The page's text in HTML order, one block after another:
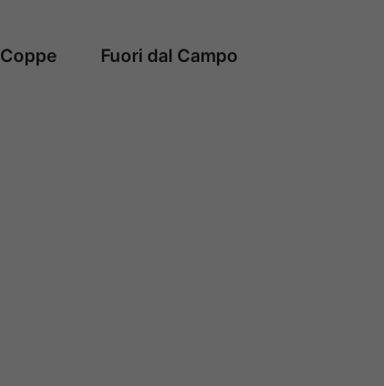
Coppe Fuori dal Campo